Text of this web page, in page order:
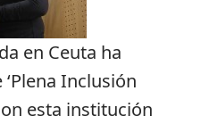
en Ceuta ha
Inclusión
esta institución